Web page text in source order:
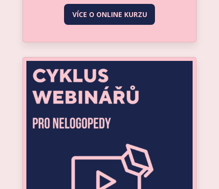
VÍCE O ONLINE KURZU